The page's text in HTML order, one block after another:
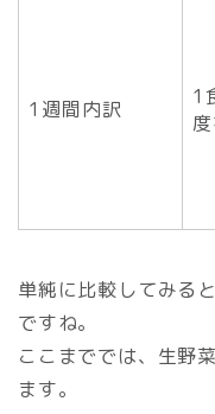
1週間内訳
1
単純に比較してみる
ですね。
ここまででは、生野
ます。